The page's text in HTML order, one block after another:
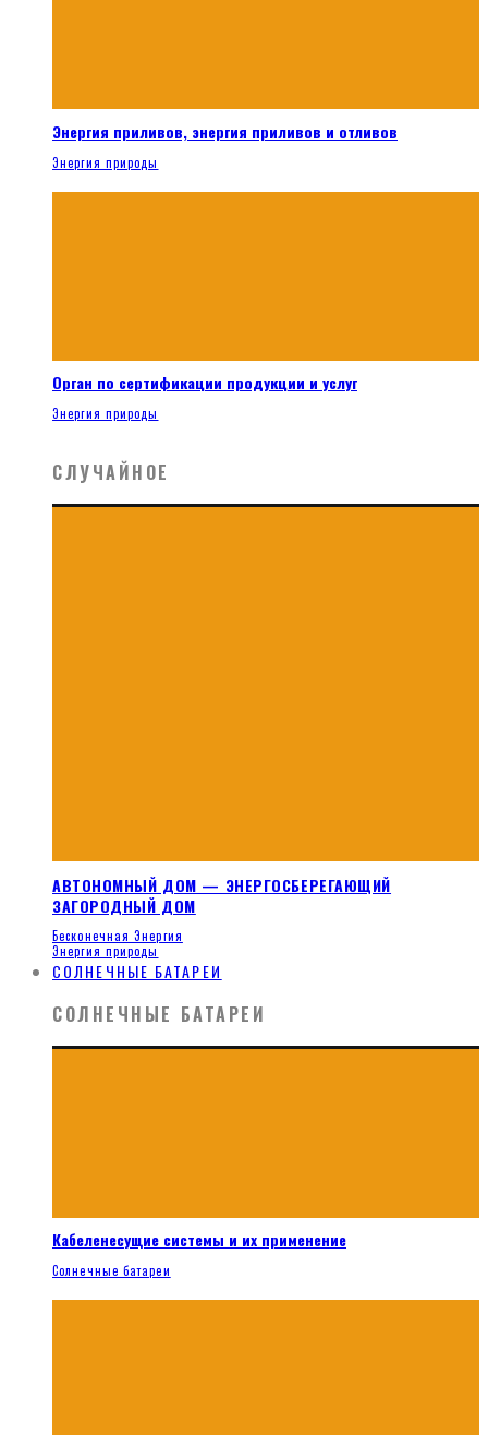
Энергия приливов, энергия приливов и отливов
Энергия природы
Орган по сертификации продукции и услуг
Энергия природы
СЛУЧАЙНОЕ
АВТОНОМНЫЙ ДОМ — ЭНЕРГОСБЕРЕГАЮЩИЙ
ЗАГОРОДНЫЙ ДОМ
Бесконечная Энергия
Энергия природы
СОЛНЕЧНЫЕ БАТАРЕИ
СОЛНЕЧНЫЕ БАТАРЕИ
Кабеленесущие системы и их применение
Солнечные батареи